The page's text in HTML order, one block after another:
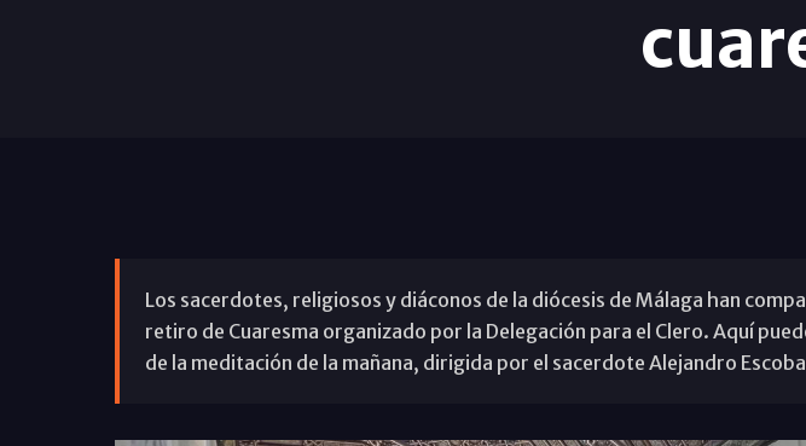
Los sacerdotes, religiosos y diáconos de la diócesis de Málaga han
retiro de Cuaresma organizado por la Delegación para el Clero. Aquí
de la meditación de la mañana, dirigida por el sacerdote Alejandro